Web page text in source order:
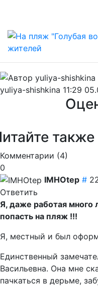
yuliya-shishkina 11:29
также
Комментарии (4)
0
IMHOtep #
Ответить
Я, даже работая много
попасть на пляж !!!
Я, местный и был
Единственный
Васильевна. Она мне
пачкаться в дерьме,